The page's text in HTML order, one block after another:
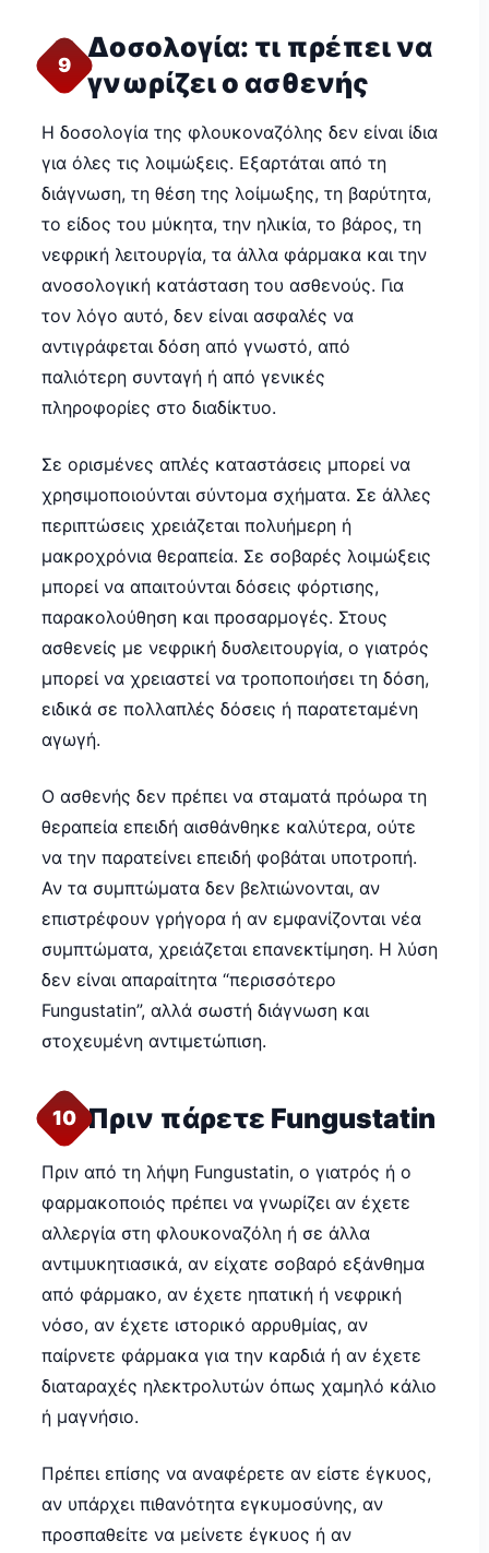
9
Δοσολογία: τι πρέπει να
γνωρίζει ο ασθενής
Η δοσολογία της φλουκοναζόλης δεν είναι ίδια
για όλες τις λοιμώξεις. Εξαρτάται από τη
διάγνωση, τη θέση της λοίμωξης, τη βαρύτητα,
το είδος του μύκητα, την ηλικία, το βάρος, τη
νεφρική λειτουργία, τα άλλα φάρμακα και την
ανοσολογική κατάσταση του ασθενούς. Για
τον λόγο αυτό, δεν είναι ασφαλές να
αντιγράφεται δόση από γνωστό, από
παλιότερη συνταγή ή από γενικές
πληροφορίες στο διαδίκτυο.
Σε ορισμένες απλές καταστάσεις μπορεί να
χρησιμοποιούνται σύντομα σχήματα. Σε άλλες
περιπτώσεις χρειάζεται πολυήμερη ή
μακροχρόνια θεραπεία. Σε σοβαρές λοιμώξεις
μπορεί να απαιτούνται δόσεις φόρτισης,
παρακολούθηση και προσαρμογές. Στους
ασθενείς με νεφρική δυσλειτουργία, ο γιατρός
μπορεί να χρειαστεί να τροποποιήσει τη δόση,
ειδικά σε πολλαπλές δόσεις ή παρατεταμένη
αγωγή.
Ο ασθενής δεν πρέπει να σταματά πρόωρα τη
θεραπεία επειδή αισθάνθηκε καλύτερα, ούτε
να την παρατείνει επειδή φοβάται υποτροπή.
Αν τα συμπτώματα δεν βελτιώνονται, αν
επιστρέφουν γρήγορα ή αν εμφανίζονται νέα
συμπτώματα, χρειάζεται επανεκτίμηση. Η λύση
δεν είναι απαραίτητα “περισσότερο
Fungustatin”, αλλά σωστή διάγνωση και
στοχευμένη αντιμετώπιση.
10 Πριν πάρετε Fungustatin
Πριν από τη λήψη Fungustatin, ο γιατρός ή ο
φαρμακοποιός πρέπει να γνωρίζει αν έχετε
αλλεργία στη φλουκοναζόλη ή σε άλλα
αντιμυκητιασικά, αν είχατε σοβαρό εξάνθημα
από φάρμακο, αν έχετε ηπατική ή νεφρική
νόσο, αν έχετε ιστορικό αρρυθμίας, αν
παίρνετε φάρμακα για την καρδιά ή αν έχετε
διαταραχές ηλεκτρολυτών όπως χαμηλό κάλιο
ή μαγνήσιο.
Πρέπει επίσης να αναφέρετε αν είστε έγκυος,
αν υπάρχει πιθανότητα εγκυμοσύνης, αν
προσπαθείτε να μείνετε έγκυος ή αν